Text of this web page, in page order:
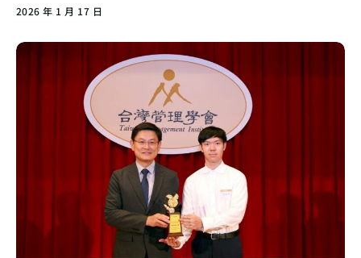
2026 年 1 月 17 日